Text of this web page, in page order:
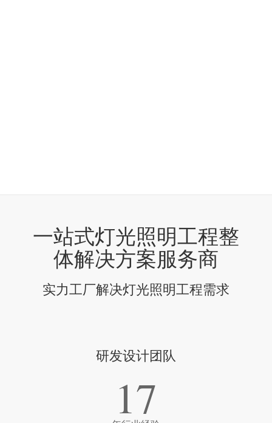
一站式灯光照明工程整
体解决方案服务商
实力工厂解决灯光照明工程需求
研发设计团队
17